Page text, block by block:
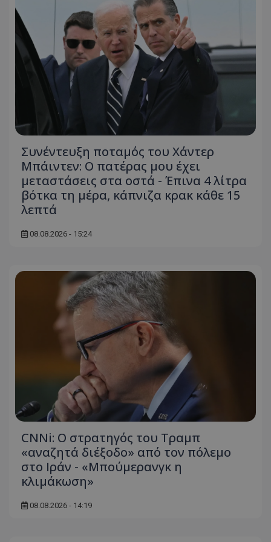
Συνέντευξη ποταμός του Χάντερ
Μπάιντεν: Ο πατέρας μου έχει
μεταστάσεις στα οστά - Έπινα 4 λίτρα
βότκα τη μέρα, κάπνιζα κρακ κάθε 15
λεπτά
08.08.2026 - 15:24
CNNi: Ο στρατηγός του Τραμπ
«αναζητά διέξοδο» από τον πόλεμο
στο Ιράν - «Μπούμερανγκ η
κλιμάκωση»
08.08.2026 - 14:19